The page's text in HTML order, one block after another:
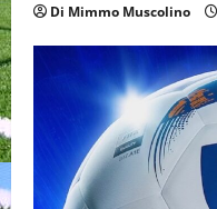
Di Mimmo Muscolino